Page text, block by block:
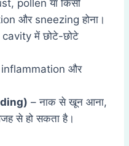
pollen या किसी
और sneezing होना।
में छोटे-छोटे
और
– नाक से खून आना,
से हो सकता है।